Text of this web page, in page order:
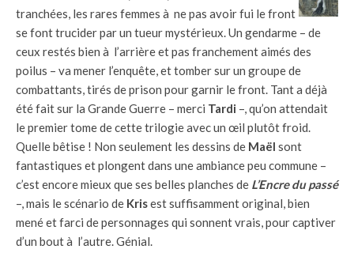
tranchées, les rares femmes à ne pas avoir fui le front
se font trucider par un tueur mystérieux. Un gendarme – de
ceux restés bien à l’arrière et pas franchement aimés des
poilus – va mener l’enquête, et tomber sur un groupe de
combattants, tirés de prison pour garnir le front. Tant a déjà
été fait sur la Grande Guerre – merci Tardi –, qu’on attendait
le premier tome de cette trilogie avec un œil plutôt froid.
Quelle bêtise ! Non seulement les dessins de Maël sont
fantastiques et plongent dans une ambiance peu commune –
c’est encore mieux que ses belles planches de L’Encre du passé
–, mais le scénario de Krisest suffisamment original, bien
mené et farci de personnages qui sonnent vrais, pour captiver
d’un bout à l’autre. Génial.